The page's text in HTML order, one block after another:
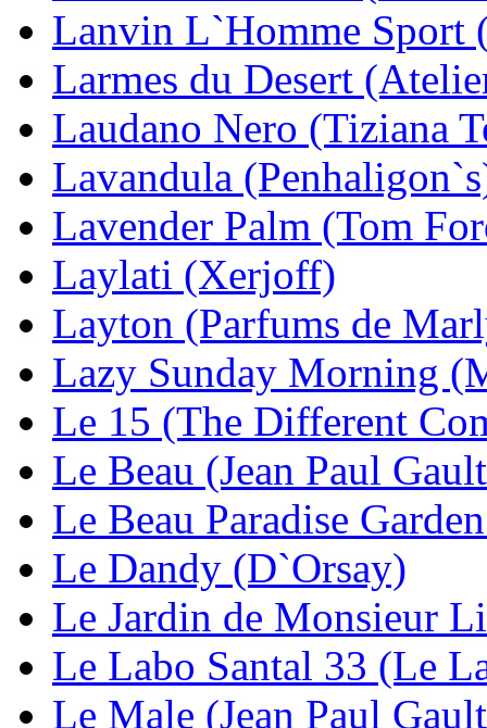
Lanvin L`Homme Sport
Larmes du Desert
Laudano Nero (Tiziana
Lavandula
Lavender Palm (Tom
Laylati (Xerjoff)
Layton (Parfums de
Lazy Sunday Morning
Le 15 (The Different
Le Beau (Jean Paul
Le Beau Paradise
Le Dandy (D`Orsay)
Le Jardin de Monsieur
Le Labo Santal 33 (Le
Le Male (Jean Paul